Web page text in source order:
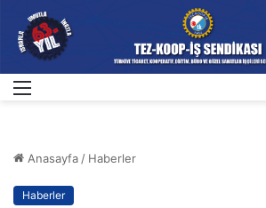
Anasayfa/ Haberler
Haberler